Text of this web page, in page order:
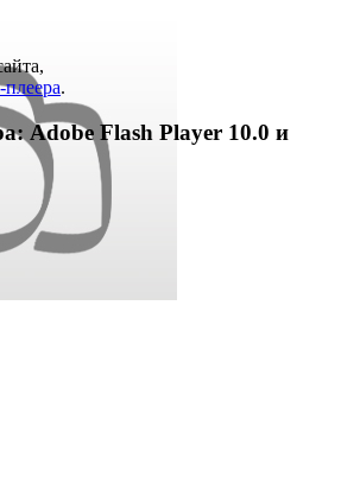
.
Adobe Flash Player 10.0 и